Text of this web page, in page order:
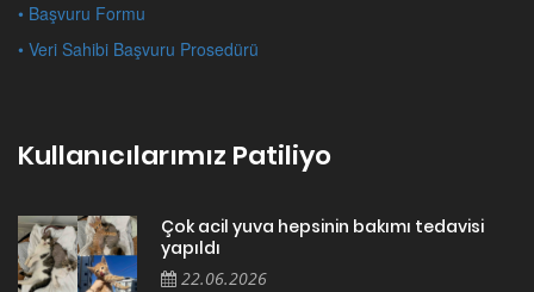
• Başvuru Formu
• Veri Sahibi Başvuru Prosedürü
Kullanıcılarımız Patiliyo
Çok acil yuva hepsinin bakımı tedavisi
yapıldı
22.06.2026